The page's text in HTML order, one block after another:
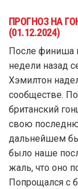
ПРОГНОЗ НА
(01.12.2024)
После финиша
недели назад
Хэмилтон
сообществе.
британский
свою
дальнейшем
было наше
жаль, что оно
Попрощался с